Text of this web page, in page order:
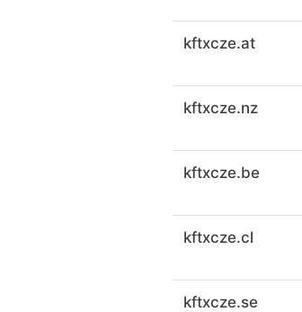
kftxcze.at
kftxcze.nz
kftxcze.be
kftxcze.cl
kftxcze.se